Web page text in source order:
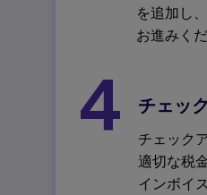
を追加し
お進みく
4 チェッ
チェック
適切な税
インボイ